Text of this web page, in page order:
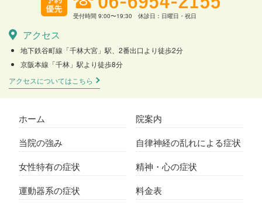
受付時間 9:00〜19:30 休診日：日曜日・祝日
アクセス
地下鉄谷町線「千林大宮」駅、2番出口より徒歩2分
京阪本線「千林」駅より徒歩8分
アクセスについてはこちら
ホーム
院案内
当院の強み
自律神経の乱れによる症状
女性特有の症状
精神・心の症状
運動器系の症状
料金表